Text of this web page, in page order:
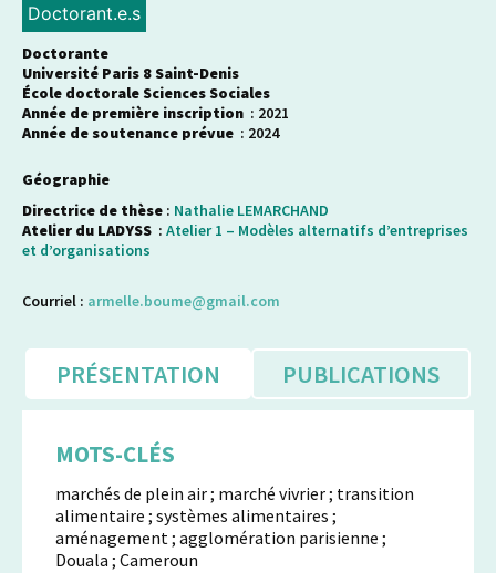
Doctorant.e.s
Doctorante
Université Paris 8 Saint-Denis
École doctorale Sciences Sociales
Année de première inscription : 2021
Année de soutenance prévue : 2024
Géographie
Directrice de thèse : Nathalie LEMARCHAND
Atelier du LADYSS : Atelier 1 – Modèles alternatifs d’entreprises
et d’organisations
Courriel : armelle.boume@gmail.com
PRÉSENTATION PUBLICATIONS
MOTS-CLÉS
marchés de plein air ; marché vivrier ; transition
alimentaire ; systèmes alimentaires ;
aménagement ; agglomération parisienne ;
Douala ; Cameroun